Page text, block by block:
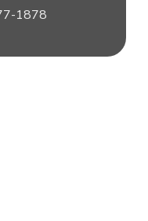
1878